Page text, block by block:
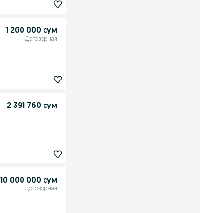
1 200 000 сум
Договорная
2 391 760 сум
10 000 000 сум
Договорная